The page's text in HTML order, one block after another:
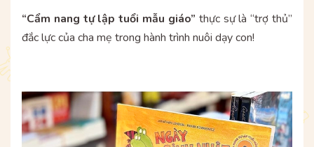
“Cẩm nang tự lập tuổi mẫu giáo” thực sự là “trợ thủ”
đắc lực của cha mẹ trong hành trình nuôi dạy con!